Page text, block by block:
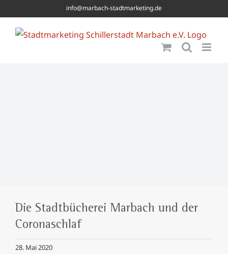
to
content
info@marbach-stadtmarketing.de
Die Stadtbücherei Marbach und der
Coronaschlaf
28. Mai 2020